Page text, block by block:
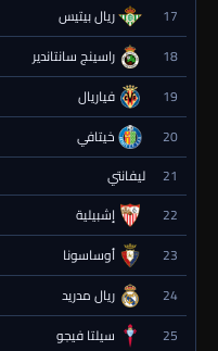
17 ريال بيتيس
18 راسينج سانتاندير
19 فياريال
20 خيتافي
21 ليفانتي
22 إشبيلية
23 أوساسونا
24 ريال مدريد
25 سيلتا فيجو